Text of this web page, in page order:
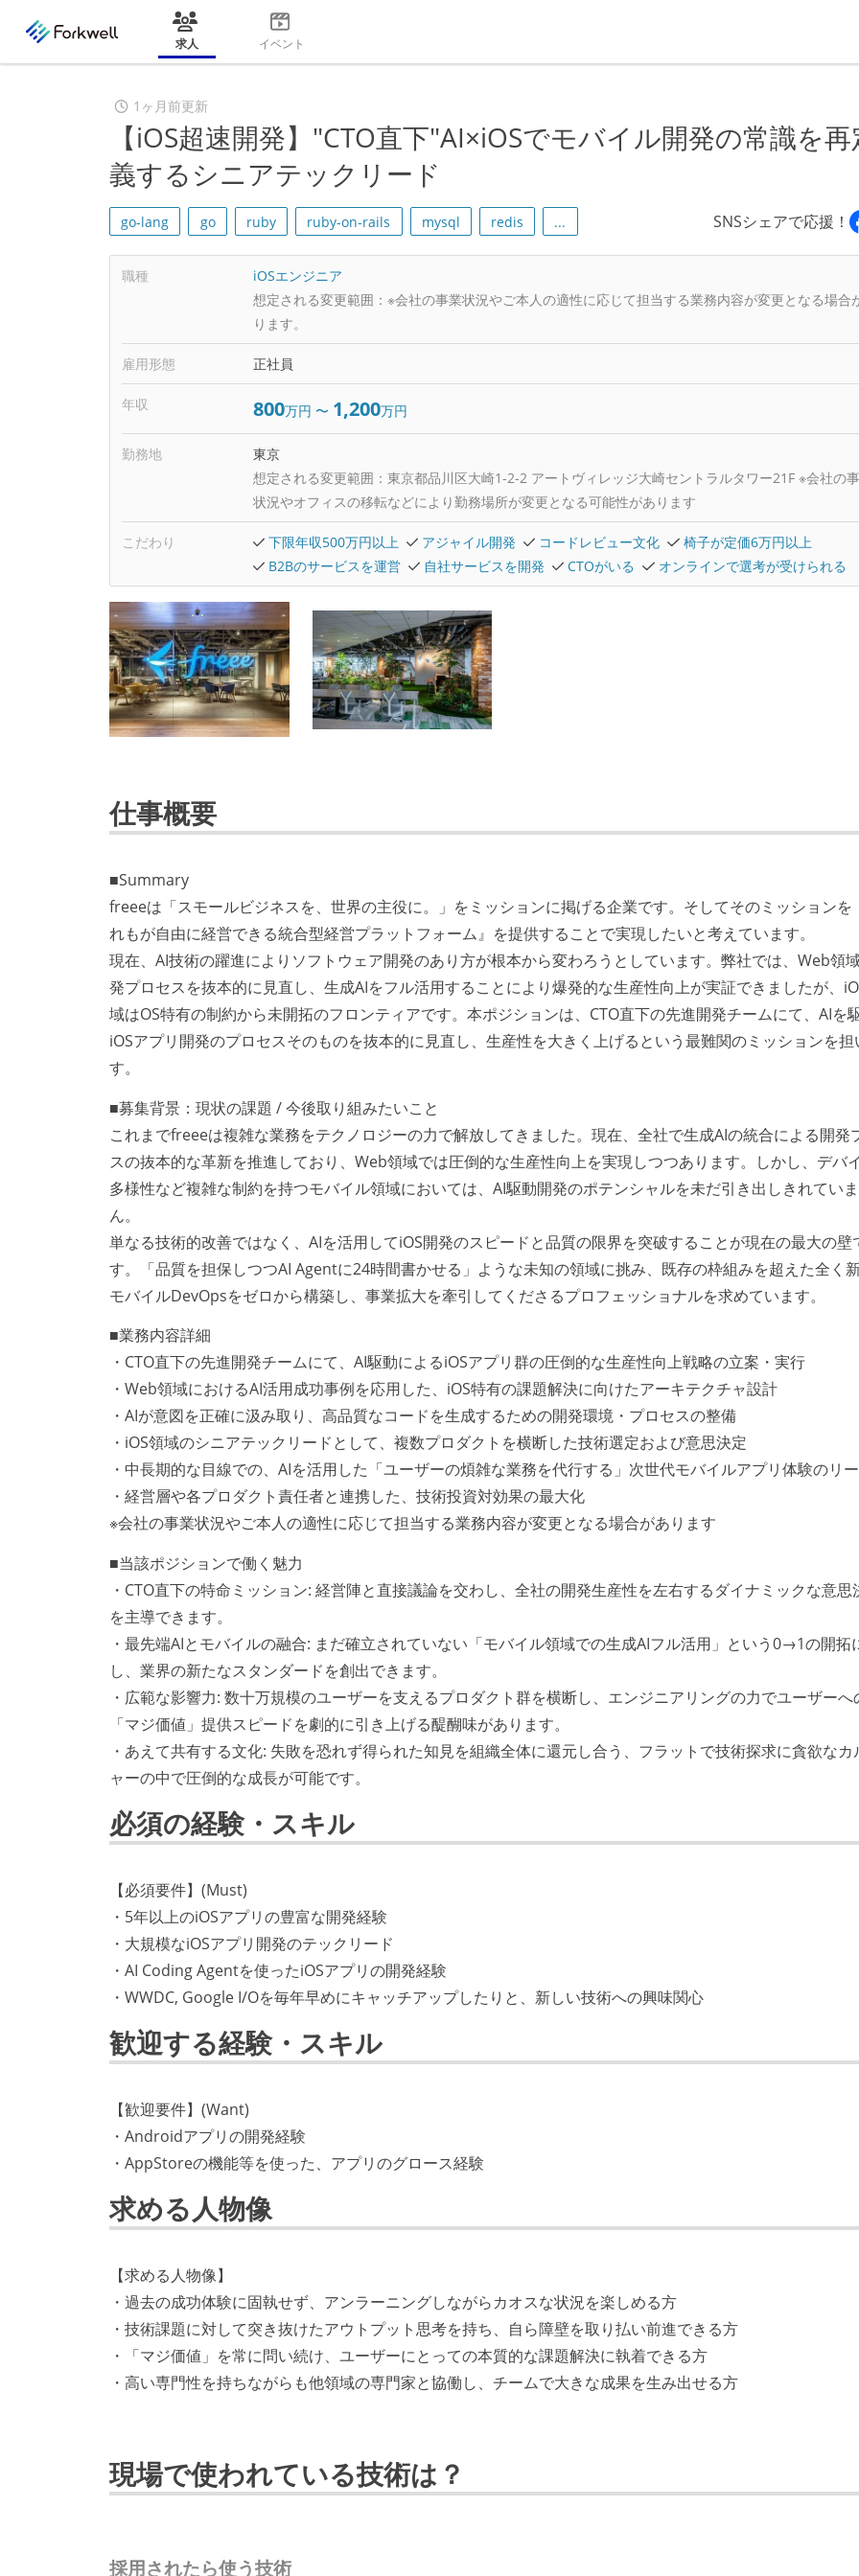
求人 イベント
1ヶ月前更新
【iOS超速開発】"CTO直下"AI×iOSでモバイル開発の常識を再
義するシニアテックリード
go-lang go ruby ruby-on-rails mysql redis ... SNSシェアで応援！
職種
iOSエンジニア
想定される変更範囲： ※会社の事業状況やご本人の適性に応じて担当する業務内容が変更となる場合
ります。
雇用形態 正社員
年収 800万円 〜 1,200万円
勤務地
東京
想定される変更範囲： 東京都品川区大崎1-2-2 アートヴィレッジ大崎セントラルタワー21F ※会社の
状況やオフィスの移転などにより勤務場所が変更となる可能性があります
こだわり 下限年収500万円以上 アジャイル開発 コードレビュー文化
椅子が定価6万円以上
B2Bのサービスを運営
自社サービスを開発 CTOがいる オンラインで選考が受けられる
仕事概要
■Summary
freeeは「スモールビジネスを、世界の主役に。」をミッションに掲げる企業です。そしてそのミッションを
れもが自由に経営できる統合型経営プラットフォーム』を提供することで実現したいと考えています。
現在、AI技術の躍進によりソフトウェア開発のあり方が根本から変わろうとしています。弊社では、Web領
発プロセスを抜本的に見直し、生成AIをフル活用することにより爆発的な生産性向上が実証できましたが、
域はOS特有の制約から未開拓のフロンティアです。本ポジションは、CTO直下の先進開発チームにて、AIを
iOSアプリ開発のプロセスそのものを抜本的に見直し、生産性を大きく上げるという最難関のミッションを担
す。
■募集背景：現状の課題 / 今後取り組みたいこと
これまでfreeeは複雑な業務をテクノロジーの力で解放してきました。現在、全社で生成AIの統合による開発
スの抜本的な革新を推進しており、Web領域では圧倒的な生産性向上を実現しつつあります。しかし、デバ
多様性など複雑な制約を持つモバイル領域においては、AI駆動開発のポテンシャルを未だ引き出しきれてい
ん。
単なる技術的改善ではなく、AIを活用してiOS開発のスピードと品質の限界を突破することが現在の最大の壁
す。「品質を担保しつつAI Agentに24時間書かせる」ような未知の領域に挑み、既存の枠組みを超えた全く
モバイルDevOpsをゼロから構築し、事業拡大を牽引してくださるプロフェッショナルを求めています。
■業務内容詳細
・CTO直下の先進開発チームにて、AI駆動によるiOSアプリ群の圧倒的な生産性向上戦略の立案・実行
・Web領域におけるAI活用成功事例を応用した、iOS特有の課題解決に向けたアーキテクチャ設計
・AIが意図を正確に汲み取り、高品質なコードを生成するための開発環境・プロセスの整備
・iOS領域のシニアテックリードとして、複数プロダクトを横断した技術選定および意思決定
・中長期的な目線での、AIを活用した「ユーザーの煩雑な業務を代行する」次世代モバイルアプリ体験のリ
・経営層や各プロダクト責任者と連携した、技術投資対効果の最大化
※会社の事業状況やご本人の適性に応じて担当する業務内容が変更となる場合があります
■当該ポジションで働く魅力
・CTO直下の特命ミッション: 経営陣と直接議論を交わし、全社の開発生産性を左右するダイナミックな意思
を主導できます。
・最先端AIとモバイルの融合: まだ確立されていない「モバイル領域での生成AIフル活用」という0→1の開拓
し、業界の新たなスタンダードを創出できます。
・広範な影響力: 数十万規模のユーザーを支えるプロダクト群を横断し、エンジニアリングの力でユーザーへ
「マジ価値」提供スピードを劇的に引き上げる醍醐味があります。
・あえて共有する文化: 失敗を恐れず得られた知見を組織全体に還元し合う、フラットで技術探求に貪欲なカ
ャーの中で圧倒的な成長が可能です。
必須の経験・スキル
【必須要件】(Must)
・5年以上のiOSアプリの豊富な開発経験
・大規模なiOSアプリ開発のテックリード
・AI Coding Agentを使ったiOSアプリの開発経験
・WWDC, Google I/Oを毎年早めにキャッチアップしたりと、新しい技術への興味関心
歓迎する経験・スキル
【歓迎要件】(Want)
・Androidアプリの開発経験
・AppStoreの機能等を使った、アプリのグロース経験
求める人物像
【求める人物像】
・過去の成功体験に固執せず、アンラーニングしながらカオスな状況を楽しめる方
・技術課題に対して突き抜けたアウトプット思考を持ち、自ら障壁を取り払い前進できる方
・「マジ価値」を常に問い続け、ユーザーにとっての本質的な課題解決に執着できる方
・高い専門性を持ちながらも他領域の専門家と協働し、チームで大きな成果を生み出せる方
現場で使われている技術は？
採用されたら使う技術